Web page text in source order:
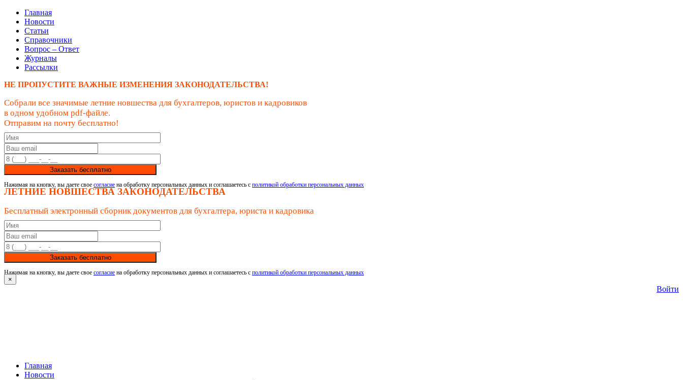
Главная
Новости
Статьи
Справочники
Вопрос – Ответ
Журналы
Рассылки
НЕ ПРОПУСТИТЕ ВАЖНЫЕ ИЗМЕНЕНИЯ ЗАКОНОДАТЕЛЬСТВА!
Собрали все значимые летние новшества для бухгалтеров, юристов и кадровиков
в одном удобном pdf-файле.
Отправим на почту бесплатно!
Заказать бесплатно
Нажимая на кнопку, вы даете свое согласие на обработку персональных данных и соглашаетесь с политикой обработки персональных данных
ЛЕТНИЕ НОВШЕСТВА ЗАКОНОДАТЕЛЬСТВА
Бесплатный электронный сборник документов для бухгалтера, юриста и кадровика
Заказать бесплатно
Нажимая на кнопку, вы даете свое согласие на обработку персональных данных и соглашаетесь с политикой обработки персональных данных
×
Войти
Главная
Новости